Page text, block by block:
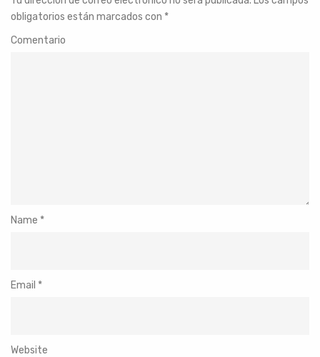
obligatorios están marcados con *
Comentario
Name *
Email *
Website